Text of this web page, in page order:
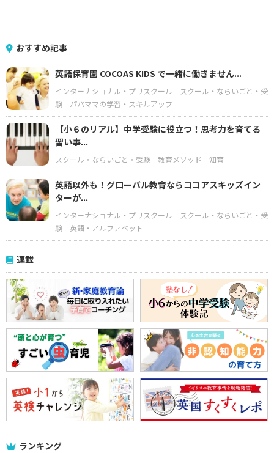
おすすめ記事
英語保育園 COCOAS KIDS で一緒に働きません...
インターナショナル・プリスクール
スクール・ならいごと・受
験
パパママの学習・スキルアップ
【小６のリアル】中学受験に役立つ！思考力を育てる
習い事...
スクール・ならいごと・受験 教育メソッド 知育
英語以外も！グローバル教育ならココアスキッズイン
ターが...
インターナショナル・プリスクール
スクール・ならいごと・受
験
英語・アルファベット
連載
ランキング